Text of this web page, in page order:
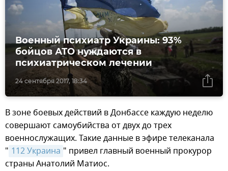
24 сентября 2017, 18:34
Военный психиатр Украины: 93%
бойцов АТО нуждаются в
психиатрическом лечении
В зоне боевых действий в Донбассе каждую неделю
совершают самоубийства от двух до трех
военнослужащих. Такие данные в эфире телеканала
" 112 Украина " привел главный военный прокурор
страны Анатолий Матиос.